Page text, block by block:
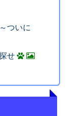
ついに
せ